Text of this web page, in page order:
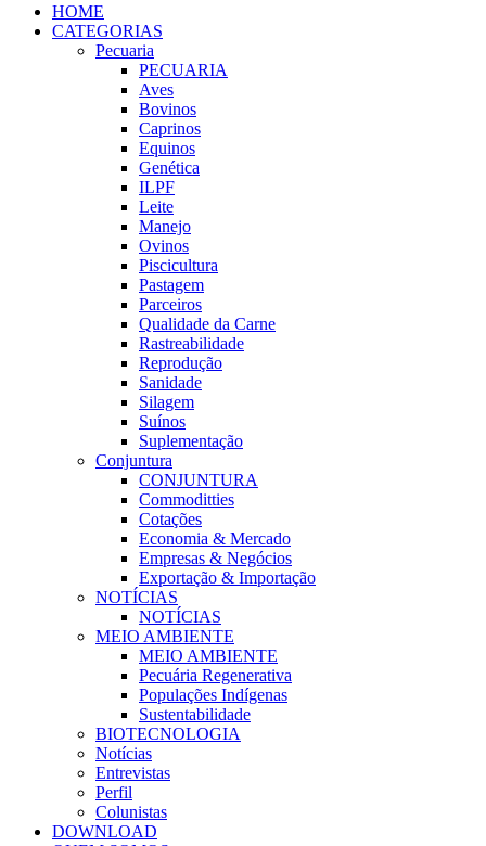
HOME
CATEGORIAS
Pecuaria
PECUARIA
Aves
Bovinos
Caprinos
Equinos
Genética
ILPF
Leite
Manejo
Ovinos
Piscicultura
Pastagem
Parceiros
Qualidade da Carne
Rastreabilidade
Reprodução
Sanidade
Silagem
Suínos
Suplementação
Conjuntura
CONJUNTURA
Commoditties
Cotações
Economia & Mercado
Empresas & Negócios
Exportação & Importação
NOTÍCIAS
NOTÍCIAS
MEIO AMBIENTE
MEIO AMBIENTE
Pecuária Regenerativa
Populações Indígenas
Sustentabilidade
BIOTECNOLOGIA
Notícias
Entrevistas
Perfil
Colunistas
DOWNLOAD